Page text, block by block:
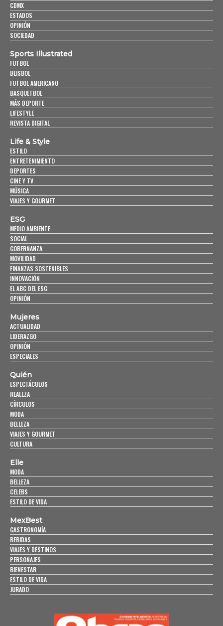
CDMX
ESTADOS
OPINIÓN
SOCIEDAD
Sports Illustrated
FUTBOL
BEISBOL
FUTBOL AMERICANO
BASQUETBOL
MÁS DEPORTE
LIFESTYLE
REVISTA DIGITAL
Life & Style
ESTILO
ENTRETENIMIENTO
DEPORTES
CINE Y TV
MÚSICA
VIAJES Y GOURMET
ESG
MEDIO AMBIENTE
SOCIAL
GOBERNANZA
MOVILIDAD
FINANZAS SOSTENIBLES
INNOVACIÓN
EL ABC DEL ESG
OPINIÓN
Mujeres
ACTUALIDAD
LIDERAZGO
OPINIÓN
ESPECIALES
Quién
ESPECTÁCULOS
REALEZA
CÍRCULOS
MODA
BELLEZA
VIAJES Y GOURMET
CULTURA
Elle
MODA
BELLEZA
CELEBS
ESTILO DE VIDA
MexBest
GASTRONOMÍA
BEBIDAS
VIAJES Y DESTINOS
PERSONAJES
BIENESTAR
ESTILO DE VIDA
JURADO